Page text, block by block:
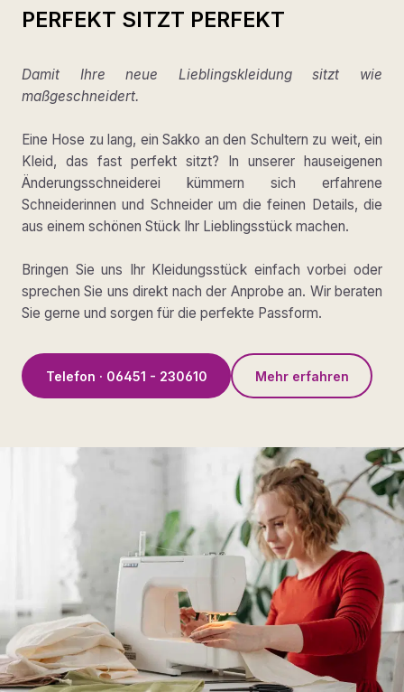
PERFEKT SITZT PERFEKT
Damit Ihre neue Lieblingskleidung sitzt wie
maßgeschneidert.
Eine Hose zu lang, ein Sakko an den Schultern zu weit, ein
Kleid, das fast perfekt sitzt? In unserer hauseigenen
Änderungsschneiderei kümmern sich erfahrene
Schneiderinnen und Schneider um die feinen Details, die
aus einem schönen Stück Ihr Lieblingsstück machen.
Bringen Sie uns Ihr Kleidungsstück einfach vorbei oder
sprechen Sie uns direkt nach der Anprobe an. Wir beraten
Sie gerne und sorgen für die perfekte Passform.
Telefon · 06451 - 230610 Mehr erfahren